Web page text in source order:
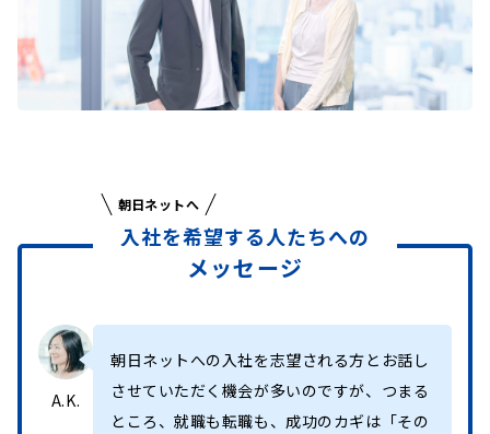
朝日ネットへ
入社を希望する人たちへの
メッセージ
A.K.
朝日ネットへの入社を志望される方とお話し
させていただく機会が多いのですが、つまる
ところ、就職も転職も、成功のカギは「その